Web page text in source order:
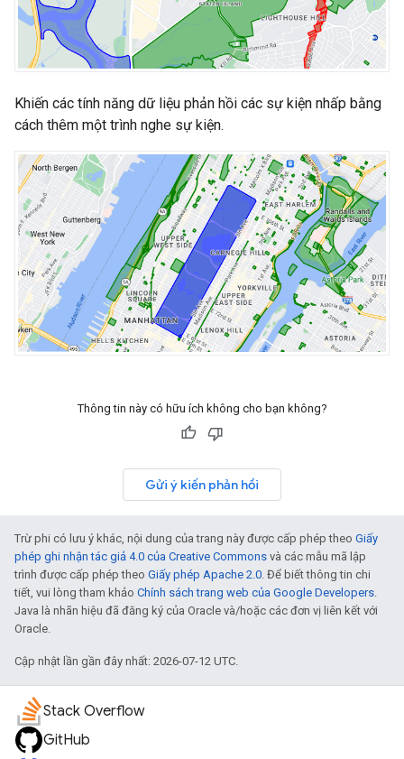
Khiến các tính năng dữ liệu phản hồi các sự kiện nhấp bằng
cách thêm một trình nghe sự kiện.
Thông tin này có hữu ích không cho bạn không?
Gửi ý kiến phản hồi
Trừ phi có lưu ý khác, nội dung của trang này được cấp phép theo Giấy
phép ghi nhận tác giả 4.0 của Creative Commons và các mẫu mã lập
trình được cấp phép theo Giấy phép Apache 2.0. Để biết thông tin chi
tiết, vui lòng tham khảo Chính sách trang web của Google Developers.
Java là nhãn hiệu đã đăng ký của Oracle và/hoặc các đơn vị liên kết với
Oracle.
Cập nhật lần gần đây nhất: 2026-07-12 UTC.
Stack Overflow
GitHub